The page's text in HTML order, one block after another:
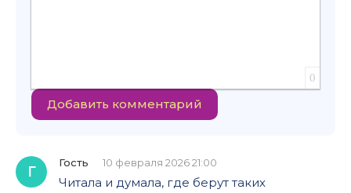
0
Добавить комментарий
Г
Гость 10 февраля 2026 21:00
Читала и думала, где берут таких